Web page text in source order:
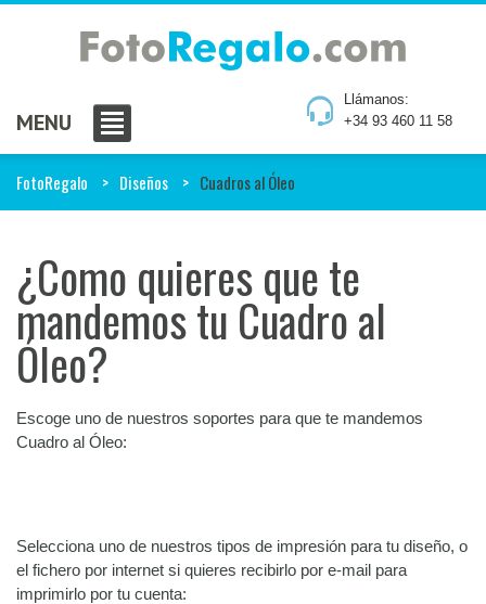
Llámanos:
+34 93 460 11 58
MENU
FotoRegalo Diseños Cuadros al Óleo
¿Como quieres que te
mandemos tu Cuadro al
Óleo?
Escoge uno de nuestros soportes para que te mandemos
Cuadro al Óleo:
Selecciona uno de nuestros tipos de impresión para tu diseño, o
el fichero por internet si quieres recibirlo por e-mail para
imprimirlo por tu cuenta: